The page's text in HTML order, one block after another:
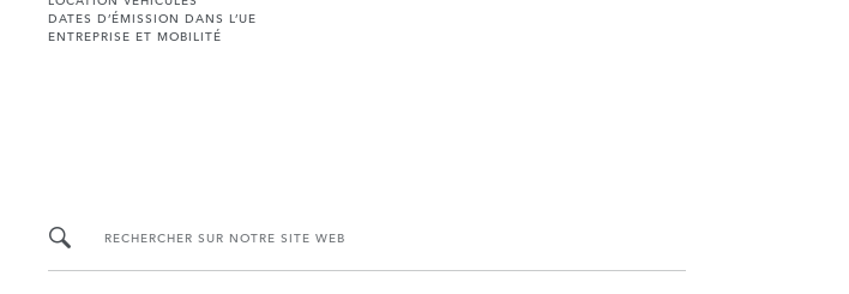
DATES D’ÉMISSION DANS L’UE
ENTREPRISE ET MOBILITÉ
RECHERCHER SUR NOTRE SITE WEB